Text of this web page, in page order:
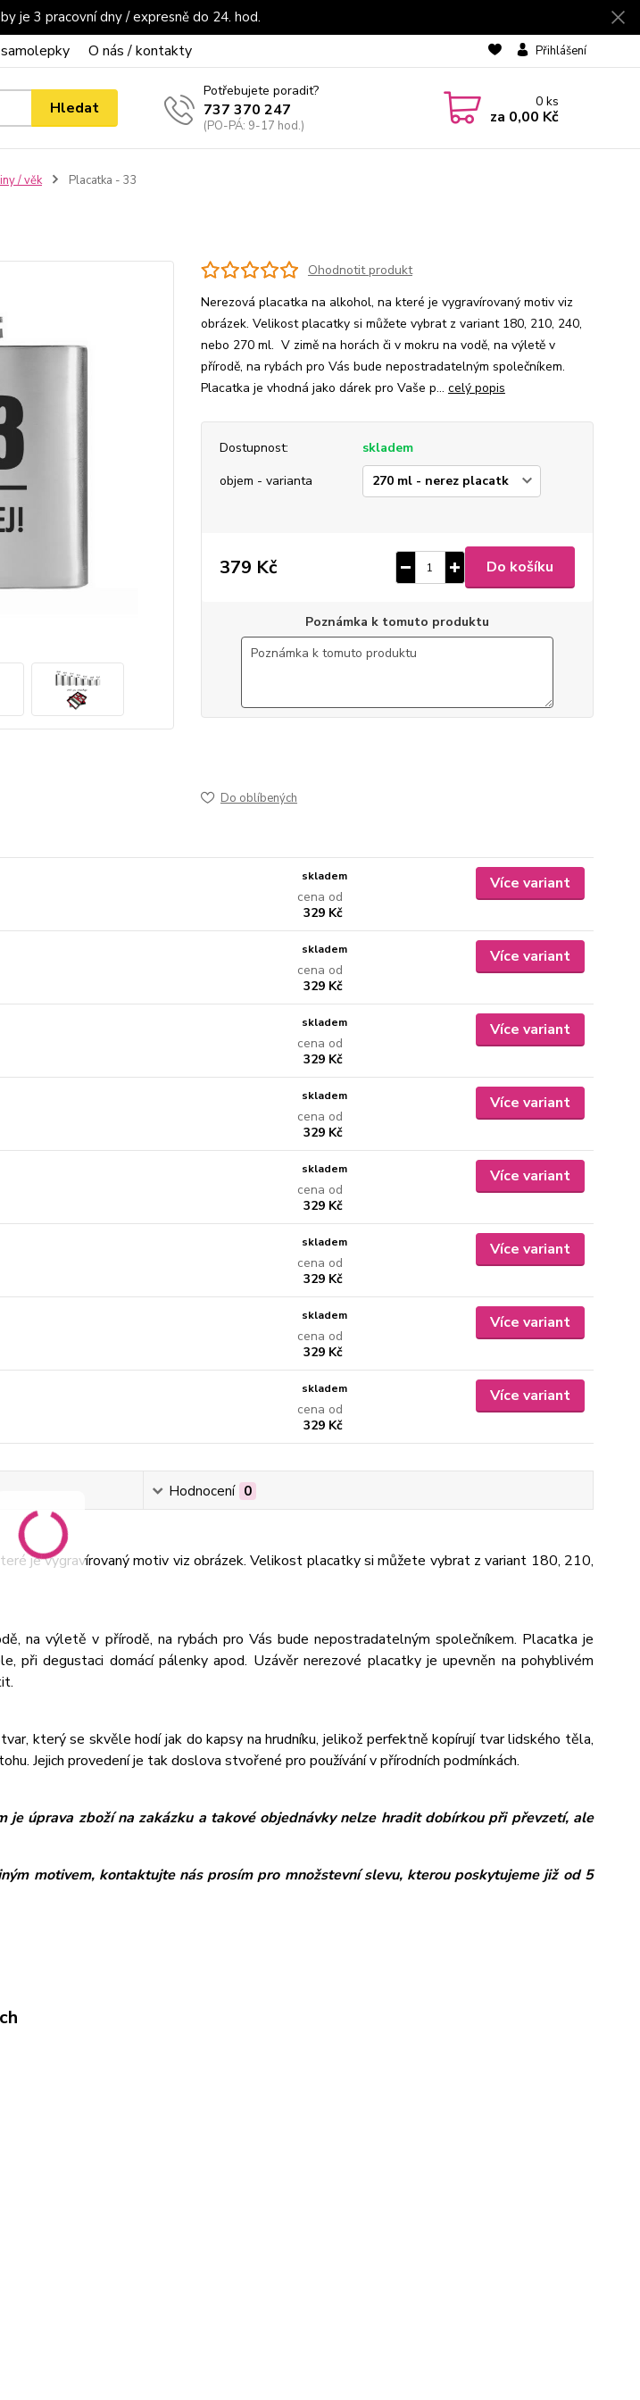
je 3 pracovní dny / expresně do 24. hod.
O nás / kontakty Přihlášení
Hledat
Potřebujete poradit?
737 370 247
(PO-PÁ: 9-17 hod.)
0ks
za 0,00 Kč
/ věk Placatka - 33
Ohodnotit produkt
Nerezová placatka na alkohol, na které je vygravírovaný motiv viz
obrázek. Velikost placatky si můžete vybrat z variant 180, 210, 240,
nebo 270 ml. V zimě na horách či v mokru na vodě, na výletě v
přírodě, na rybách pro Vás bude nepostradatelným společníkem.
Placatka je vhodná jako dárek pro Vaše p... celý popis
Dostupnost:
skladem
objem - varianta
379 Kč Do košíku
Poznámka k tomuto produktu
Do oblíbených
cena od
329 Kč
skladem Více variant
cena od
329 Kč
skladem Více variant
cena od
329 Kč
skladem Více variant
cena od
329 Kč
skladem Více variant
cena od
329 Kč
skladem Více variant
cena od
329 Kč
skladem Více variant
cena od
329 Kč
skladem Více variant
cena od
329 Kč
skladem Více variant
Hodnocení 0
je vygravírovaný motiv viz obrázek. Velikost placatky si můžete vybrat z variant 180, 210,
na výletě v přírodě, na rybách pro Vás bude nepostradatelným společníkem. Placatka je
při degustaci domácí pálenky apod. Uzávěr nerezové placatky je upevněn na pohyblivém
který se skvěle hodí jak do kapsy na hrudníku, jelikož perfektně kopírují tvar lidského těla,
Jejich provedení je tak doslova stvořené pro používání v přírodních podmínkách.
je úprava zboží na zakázku a takové objednávky nelze hradit dobírkou při převzetí, ale
motivem, kontaktujte nás prosím pro množstevní slevu, kterou poskytujeme již od 5